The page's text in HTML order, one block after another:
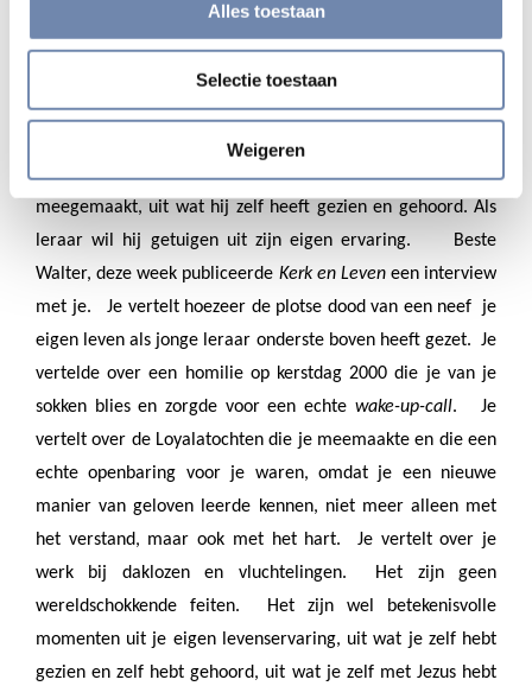
Alles toestaan
Selectie toestaan
Weigeren
aanschouwd en onze handen hebben aangeraakt: het woord
dat leven is – daarover spreken wij”.
Johannes wil niet
spreken over wat hij in de boeken heeft gevonden, over
ingewikkelde onderwerpen van levensbeschouwing, over
algemene vragen van zingeving.
over Jezus uit zijn eigen ervaring, uit wat hij zelf heeft
meegemaakt, uit wat hij zelf heeft gezien en gehoord. Als
leraar wil hij getuigen uit zijn eigen ervaring.
Beste
Walter, deze week publiceerde Kerk en Leveneen interview
met je.
Je vertelt hoezeer de plotse dood van een neef
je
eigen leven als jonge leraar onderste boven heeft gezet. Je
vertelde over een homilie op kerstdag 2000 die je van je
sokken blies en zorgde voor een echte wake-up-call.
Je
vertelt over de Loyalatochten die je meemaakte en die een
echte openbaring voor je waren, omdat je een nieuwe
manier van geloven leerde kennen, niet meer alleen met
het verstand, maar ook met het hart.
Je vertelt over je
werk bij daklozen en vluchtelingen.
Het zijn geen
wereldschokkende feiten.
Het zijn wel betekenisvolle
momenten uit je eigen levenservaring, uit wat je zelf hebt
gezien en zelf hebt gehoord, uit wat je zelf met Jezus hebt